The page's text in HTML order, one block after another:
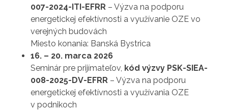
007-2024-ITI-EFRR – Výzva na podporu
energetickej efektívnosti a využívanie OZE vo
verejných budovách
Miesto konania: Banská Bystrica
16. – 20. marca 2026
Seminár pre prijímateľov, kód výzvy PSK-SIEA-
008-2025-DV-EFRR – Výzva na podporu
energetickej efektívnosti a využívania OZE
v podnikoch